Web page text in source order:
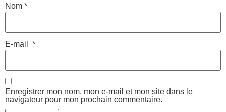
Nom *
E-mail *
Enregistrer mon nom, mon e-mail et mon site dans le
navigateur pour mon prochain commentaire.